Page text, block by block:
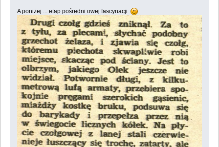
A poniżej ... etap pośredni owej fascynacji